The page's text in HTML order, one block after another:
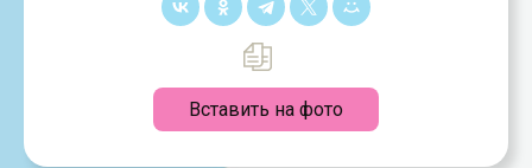
Вставить на фото